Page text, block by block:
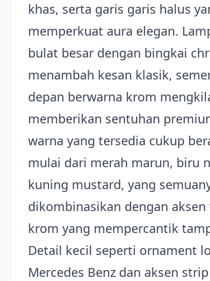
khas, serta garis garis halus
memperkuat aura elegan.
bulat besar dengan bingkai
menambah kesan klasik,
depan berwarna krom
memberikan sentuhan
warna yang tersedia cukup
mulai dari merah marun, biru
kuning mustard, yang
dikombinasikan dengan aksen
krom yang mempercantik
Detail kecil seperti ornament
Mercedes Benz dan aksen